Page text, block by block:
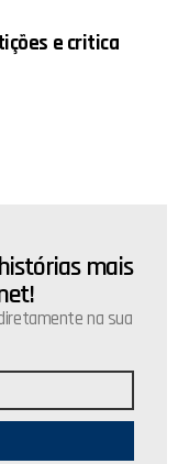
e critica
mais
na sua